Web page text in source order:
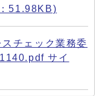
51.98KB)
チェック業務委
サイ